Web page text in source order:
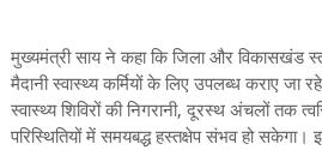
मुख्यमंत्री साय ने कहा कि जिला और विकासखंड
मैदानी स्वास्थ्य कर्मियों के लिए उपलब्ध कराए जा रहे
स्वास्थ्य शिविरों की निगरानी, दूरस्थ अंचलों तक
परिस्थितियों में समयबद्ध हस्तक्षेप संभव हो सकेगा।